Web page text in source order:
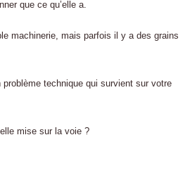
que ce qu’elle a.
machinerie, mais parfois il y a des grains
technique qui survient sur votre
mise sur la voie ?